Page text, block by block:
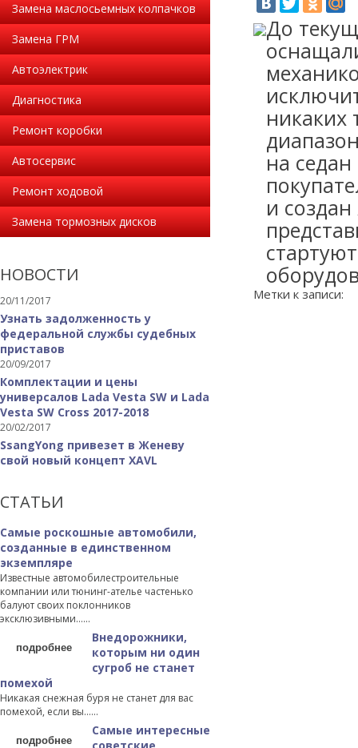
Замена маслосьемных колпачков
Замена ГРМ
Автоэлектрик
Диагностика
Ремонт коробки
Автосервис
Ремонт ходовой
Замена тормозных дисков
НОВОСТИ
20/11/2017
Узнать задолженность у
федеральной службы судебных
приставов
20/09/2017
Комплектации и цены
универсалов Lada Vesta SW и Lada
Vesta SW Cross 2017-2018
20/02/2017
SsangYong привезет в Женеву
свой новый концепт XAVL
СТАТЬИ
Самые роскошные автомобили,
созданные в единственном
экземпляре
Известные автомобилестроительные
компании или тюнинг-ателье частенько
балуют своих поклонников
эксклюзивными…...
подробнее
Внедорожники,
которым ни один
сугроб не станет
помехой
Никакая снежная буря не станет для вас
помехой, если вы…...
подробнее
Самые интересные
До
никаких
на
и
Метки к записи: